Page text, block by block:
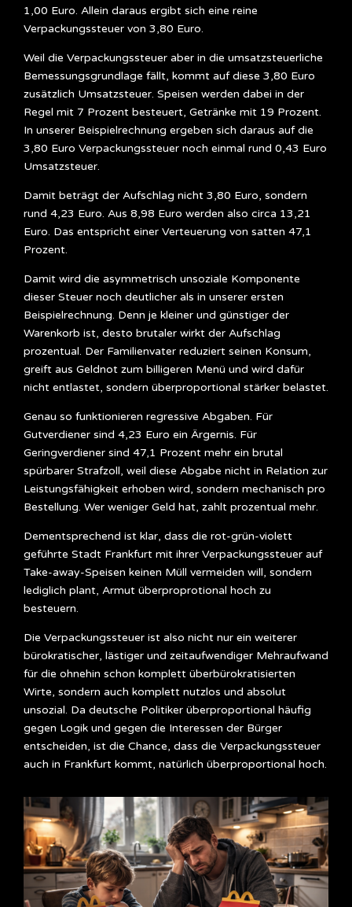
1,00 Euro. Allein daraus ergibt sich eine reine
Verpackungssteuer von 3,80 Euro.
Weil die Verpackungssteuer aber in die umsatzsteuerliche
Bemessungsgrundlage fällt, kommt auf diese 3,80 Euro
zusätzlich Umsatzsteuer. Speisen werden dabei in der
Regel mit 7 Prozent besteuert, Getränke mit 19 Prozent.
In unserer Beispielrechnung ergeben sich daraus auf die
3,80 Euro Verpackungssteuer noch einmal rund 0,43 Euro
Umsatzsteuer.
Damit beträgt der Aufschlag nicht 3,80 Euro, sondern
rund 4,23 Euro. Aus 8,98 Euro werden also circa 13,21
Euro. Das entspricht einer Verteuerung von satten 47,1
Prozent.
Damit wird die asymmetrisch unsoziale Komponente
dieser Steuer noch deutlicher als in unserer ersten
Beispielrechnung. Denn je kleiner und günstiger der
Warenkorb ist, desto brutaler wirkt der Aufschlag
prozentual. Der Familienvater reduziert seinen Konsum,
greift aus Geldnot zum billigeren Menü und wird dafür
nicht entlastet, sondern überproportional stärker belastet.
Genau so funktionieren regressive Abgaben. Für
Gutverdiener sind 4,23 Euro ein Ärgernis. Für
Geringverdiener sind 47,1 Prozent mehr ein brutal
spürbarer Strafzoll, weil diese Abgabe nicht in Relation zur
Leistungsfähigkeit erhoben wird, sondern mechanisch pro
Bestellung. Wer weniger Geld hat, zahlt prozentual mehr.
Dementsprechend ist klar, dass die rot-grün-violett
geführte Stadt Frankfurt mit ihrer Verpackungssteuer auf
Take-away-Speisen keinen Müll vermeiden will, sondern
lediglich plant, Armut überproprotional hoch zu
besteuern.
Die Verpackungssteuer ist also nicht nur ein weiterer
bürokratischer, lästiger und zeitaufwendiger Mehraufwand
für die ohnehin schon komplett überbürokratisierten
Wirte, sondern auch komplett nutzlos und absolut
unsozial. Da deutsche Politiker überproportional häufig
gegen Logik und gegen die Interessen der Bürger
entscheiden, ist die Chance, dass die Verpackungssteuer
auch in Frankfurt kommt, natürlich überproportional hoch.